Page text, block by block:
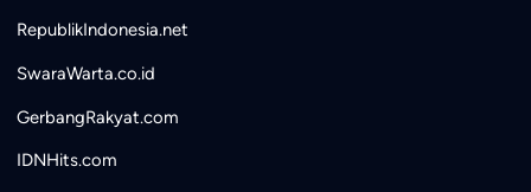
RepublikIndonesia.net
SwaraWarta.co.id
GerbangRakyat.com
IDNHits.com